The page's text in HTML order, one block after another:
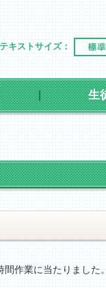
テキストサイズ：
生
作業に当たりました。